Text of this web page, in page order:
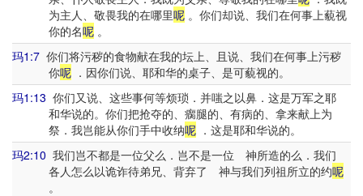
为主人、敬畏我的在哪里呢。你们却说、我们在何事上藐视
你的名呢。
玛1:7 你们将污秽的食物献在我的坛上、且说、我们在何事上污秽
你呢．因你们说、耶和华的桌子、是可藐视的。
玛1:13 你们又说、这些事何等烦琐．并嗤之以鼻．这是万军之耶
和华说的。你们把抢夺的、瘸腿的、有病的、拿来献上为
祭．我岂能从你们手中收纳呢．这是耶和华说的。
玛2:10 我们岂不都是一位父么．岂不是一位 神所造的么．我们
各人怎么以诡诈待弟兄、背弃了 神与我们列祖所立的约呢
。